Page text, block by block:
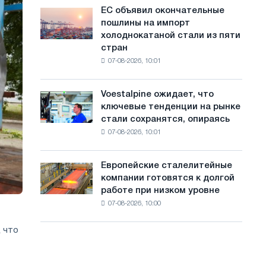
с
а
что
трамвайных
путей
объявил
окончательные
холоднокатаной
стали
из
ЕС объявил окончательные
пошлины на импорт
холоднокатаной стали из пяти
стран
07-08-2026, 10:01
Voestalpine
ожидает,
что
рынке
стали
на
Voestalpine ожидает, что
ключевые тенденции на рынке
стали сохранятся, опираясь
07-08-2026, 10:01
Европейские
сталелитейные
компании
Европейские сталелитейные
компании готовятся к долгой
работе при низком уровне
07-08-2026, 10:00